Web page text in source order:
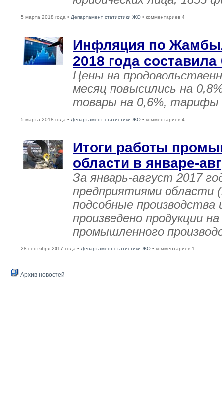
5 марта 2018 года • Департамент статистики ЖО • комментариев 4
Инфляция по
2018 года составила
Цены на
месяц повысились на
товары на 0,6%, тарифы
5 марта 2018 года • Департамент статистики ЖО • комментариев 4
Итоги работы
области в январе-
За январь-август 2017
предприятиями области
подсобные
произведено продукции
промышленного
28 сентября 2017 года • Департамент статистики ЖО • комментариев 1
Архив новостей